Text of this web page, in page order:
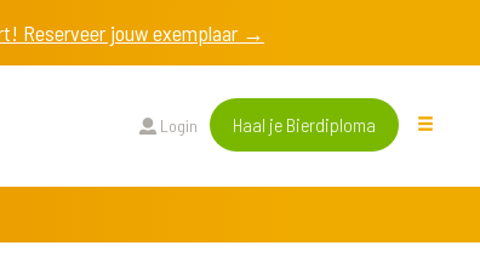
Reserveer jouw exemplaar →
Login Haal je Bierdiploma